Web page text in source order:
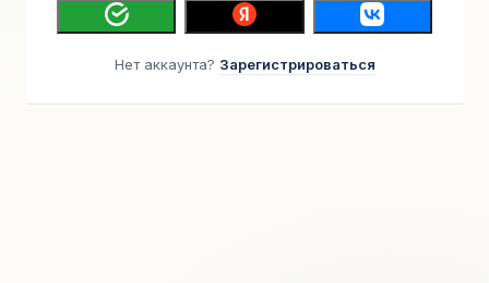
Нет аккаунта? Зарегистрироваться